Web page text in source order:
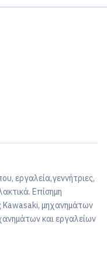
εργαλεία,γεννήτριες,
Επίσημη
Kawasaki, μηχανημάτων
και εργαλείων